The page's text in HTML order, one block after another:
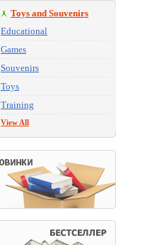
Toys and Souvenirs
Educational
Games
Souvenirs
Toys
Training
View All